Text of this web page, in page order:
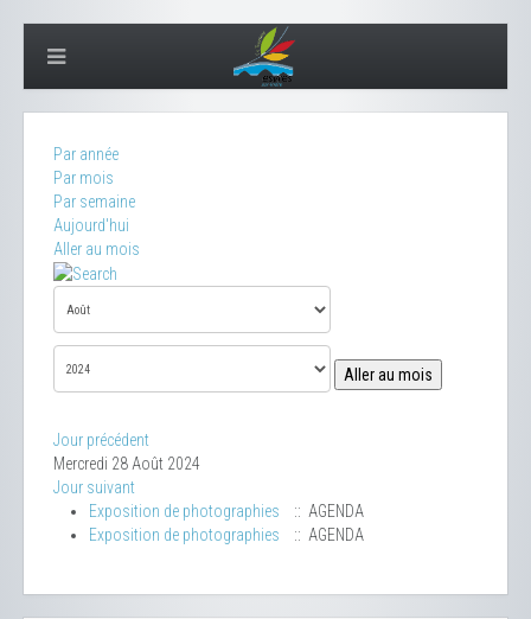
Par année
Par mois
Par semaine
Aujourd'hui
Aller au mois
Aller au mois
Jour précédent
Mercredi 28 Août 2024
Jour suivant
Exposition de photographies
:: AGENDA
Exposition de photographies
:: AGENDA